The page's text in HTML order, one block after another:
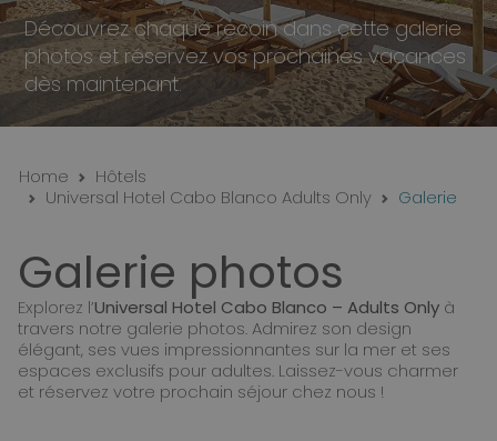
Découvrez chaque recoin dans cette galerie
photos et réservez vos prochaines vacances
dès maintenant.
Home
Hôtels
Universal Hotel Cabo Blanco Adults Only
Galerie
Galerie photos
Explorez l’Universal Hotel Cabo Blanco – Adults Only à
travers notre galerie photos. Admirez son design
élégant, ses vues impressionnantes sur la mer et ses
espaces exclusifs pour adultes. Laissez-vous charmer
et réservez votre prochain séjour chez nous !